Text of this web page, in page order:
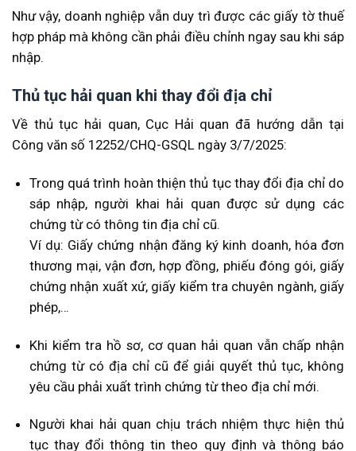
Như vậy, doanh nghiệp vẫn duy trì được các giấy tờ thuế
hợp pháp mà không cần phải điều chỉnh ngay sau khi sáp
nhập.
Thủ tục hải quan khi thay đổi địa chỉ
Về thủ tục hải quan, Cục Hải quan đã hướng dẫn tại
Công văn số 12252/CHQ-GSQL ngày 3/7/2025:
Trong quá trình hoàn thiện thủ tục thay đổi địa chỉ do
sáp nhập, người khai hải quan được sử dụng các
chứng từ có thông tin địa chỉ cũ.
Ví dụ: Giấy chứng nhận đăng ký kinh doanh, hóa đơn
thương mại, vận đơn, hợp đồng, phiếu đóng gói, giấy
chứng nhận xuất xứ, giấy kiểm tra chuyên ngành, giấy
phép,…
Khi kiểm tra hồ sơ, cơ quan hải quan vẫn chấp nhận
chứng từ có địa chỉ cũ để giải quyết thủ tục, không
yêu cầu phải xuất trình chứng từ theo địa chỉ mới.
Người khai hải quan chịu trách nhiệm thực hiện thủ
tục thay đổi thông tin theo quy định và thông báo